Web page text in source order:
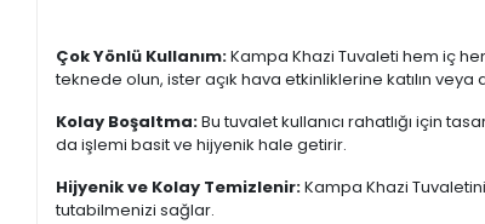
Çok Yönlü Kullanım:Kampa Khazi Tuvaleti hem iç
teknede olun, ister açık hava etkinliklerine katılın veya
Kolay Boşaltma:Bu tuvalet kullanıcı rahatlığı için
da işlemi basit ve hijyenik hale getirir.
Hijyenik ve Kolay Temizlenir:Kampa Khazi
tutabilmenizi sağlar.